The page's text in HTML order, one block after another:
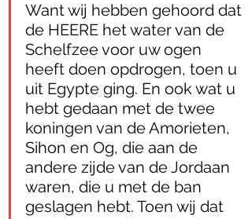
Want wij hebben gehoord dat
de HEERE het water van de
Schelfzee voor uw ogen
heeft doen opdrogen, toen u
uit Egypte ging. En ook wat u
hebt gedaan met de twee
koningen van de Amorieten,
Sihon en Og, die aan de
andere zijde van de Jordaan
waren, die u met de ban
geslagen hebt. Toen wij dat